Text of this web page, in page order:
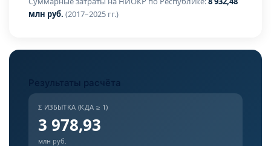
млн руб. (2017–2025 гг.)
Результаты расчёта
Σ ИЗБЫТКА (КДА ≥ 1)
3 978,93
млн руб.